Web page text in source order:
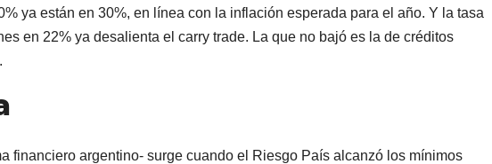
ya están en 30%, en línea con la inflación esperada para el año. Y la tasa
en 22% ya desalienta el carry trade. La que no bajó es la de créditos
financiero argentino- surge cuando el Riesgo País alcanzó los mínimos